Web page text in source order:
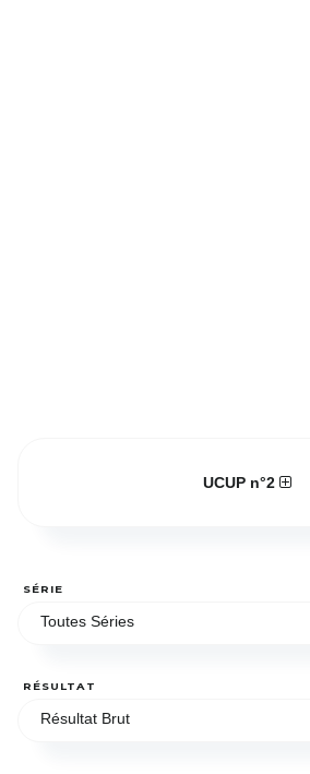
UCUP n°2
SÉRIE
Toutes Séries
RÉSULTAT
Résultat Brut